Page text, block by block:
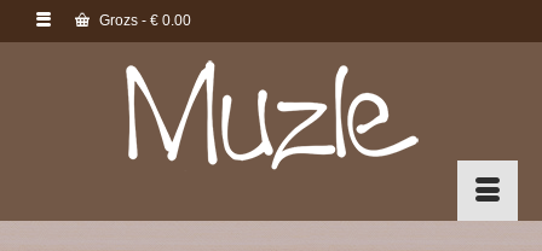
Grozs - € 0.00